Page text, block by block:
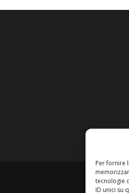
Per fornire
tecnologie
ID unici su